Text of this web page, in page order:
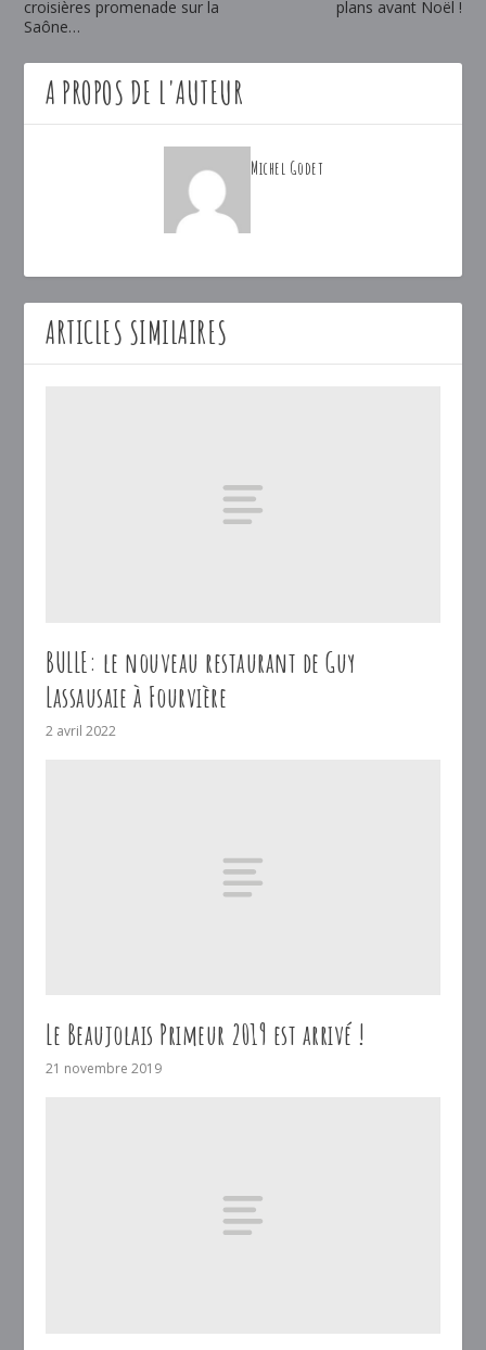
croisières promenade sur la
Saône…
plans avant Noël !
A PROPOS DE L'AUTEUR
Michel Godet
ARTICLES SIMILAIRES
BULLE: le nouveau restaurant de Guy
Lassausaie à Fourvière
2 avril 2022
Le Beaujolais Primeur 2019 est arrivé !
21 novembre 2019